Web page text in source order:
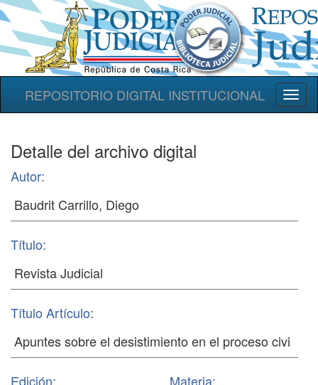
REPOSITORIO DIGITAL INSTITUCIONAL
Detalle del archivo digital
Autor:
Título:
Título Artículo:
Edición: Materia: